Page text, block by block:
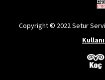
Copyright © 2022 Setur